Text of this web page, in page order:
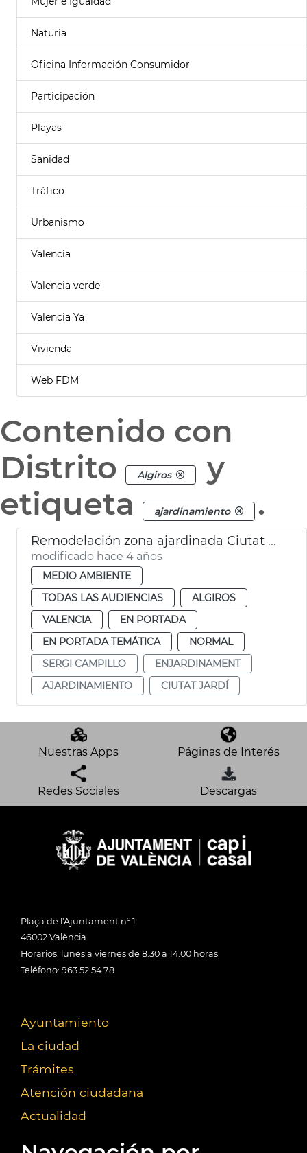
Naturia
Oficina Información Consumidor
Participación
Playas
Sanidad
Tráfico
Urbanismo
Valencia
Valencia verde
Valencia Ya
Vivienda
Web FDM
Contenido con
Distrito
Algiros
y
etiqueta
ajardinamiento .
Remodelación zona ajardinada Ciutat Jardí
modificado hace 4 años
MEDIO AMBIENTE
TODAS LAS AUDIENCIAS
ALGIROS
VALENCIA
EN PORTADA
EN PORTADA TEMÁTICA
NORMAL
SERGI CAMPILLO
ENJARDINAMENT
AJARDINAMIENTO
CIUTAT JARDÍ
Nuestras Apps Páginas de Interés
Redes Sociales Descargas
Plaça de l'Ajuntament nº 1
46002 València
Horarios: lunes a viernes de 8:30 a 14:00 horas
Teléfono: 963 52 54 78
Ayuntamiento
La ciudad
Trámites
Atención ciudadana
Actualidad